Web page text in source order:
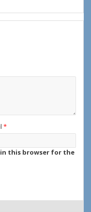
*
in this browser for the